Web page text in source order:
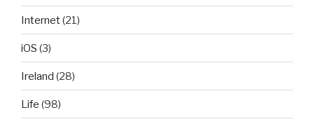
Internet(21)
iOS (3)
Ireland (28)
Life (98)